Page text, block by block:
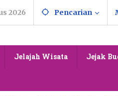
2026 Pencarian
Jelajah Wisata Jejak